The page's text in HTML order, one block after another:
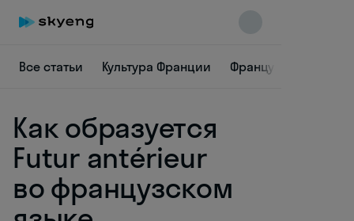
Все статьи Культура Франции Французская
Как образуется
Futur antérieur
во французском
Skyeng Chat